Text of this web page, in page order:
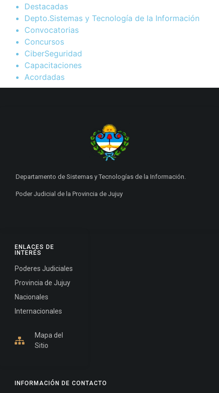
Destacadas
Depto.Sistemas y Tecnología de la Información
Convocatorias
Concursos
CiberSeguridad
Capacitaciones
Acordadas
INFORMACIÓN DE CONTACTO
ENLACES DE
INTERÉS
Poderes Judiciales
Provincia de Jujuy
Nacionales
Internacionales
Mapa del
Sitio
Departamento de Sistemas y Tecnologías de la Información.
Poder Judicial de la Provincia de Jujuy